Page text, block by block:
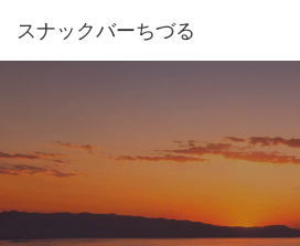
スナックバーちづる